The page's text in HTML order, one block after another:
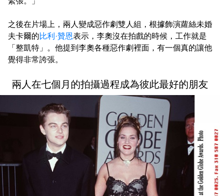
之後在片場上，兩人變成惡作劇雙人組，根據飾演蘿絲未婚
夫卡爾的比利·贊恩表示，李奧沒在拍戲的時候，工作就是
「整凱特」。他提到李奧各種惡作劇裡面，有一個真的讓他
覺得非常誇張。
兩人在七個月的拍攝過程成為彼此最好的朋友